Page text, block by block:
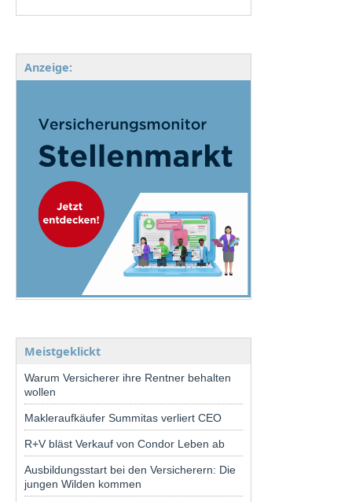
Anzeige:
Meistgeklickt
Warum Versicherer ihre Rentner behalten
wollen
Makleraufkäufer Summitas verliert CEO
R+V bläst Verkauf von Condor Leben ab
Ausbildungsstart bei den Versicherern: Die
jungen Wilden kommen